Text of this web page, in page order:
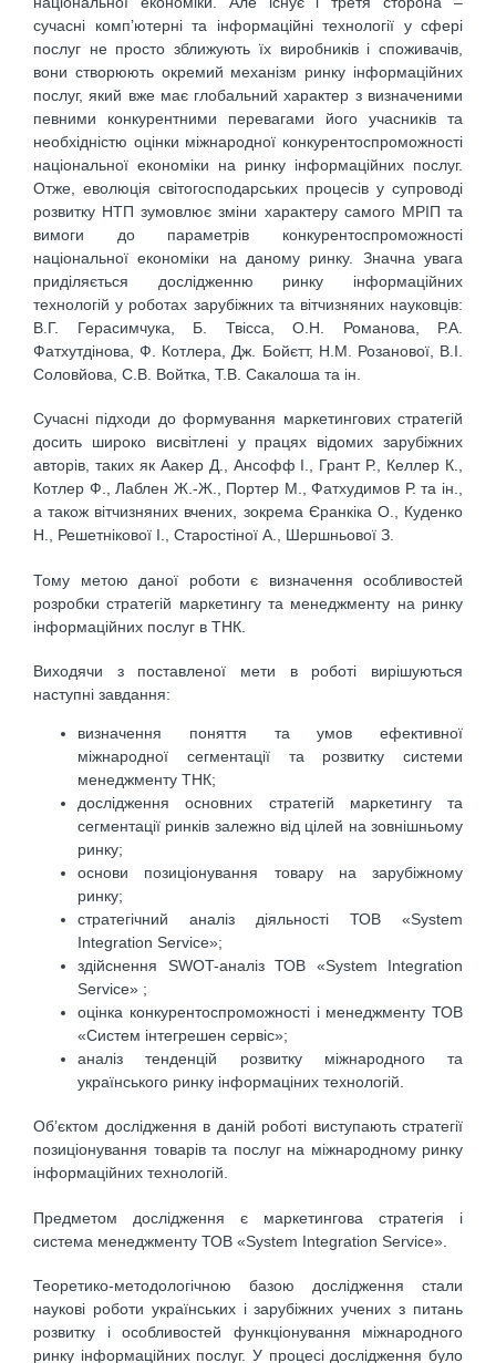
сучасні комп’ютерні та інформаційні технології у сфері
послуг не просто зближують їх виробників і споживачів,
вони створюють окремий механізм ринку інформаційних
послуг, який вже має глобальний характер з визначеними
певними конкурентними перевагами його учасників та
необхідністю оцінки міжнародної конкурентоспроможності
національної економіки на ринку інформаційних послуг.
Отже, еволюція світогосподарських процесів у супроводі
розвитку НТП зумовлює зміни характеру самого МРІП та
вимоги до параметрів конкурентоспроможності
національної економіки на даному ринку. Значна увага
приділяється дослідженню ринку інформаційних
технологій у роботах зарубіжних та вітчизняних науковців:
В.Г. Герасимчука, Б. Твісса, О.Н. Романова, Р.А.
Фатхутдінова, Ф. Котлера, Дж. Бойєтт, Н.М. Розанової, В.І.
Соловйова, С.В. Войтка, Т.В. Сакалоша та ін.
Сучасні підходи до формування маркетингових стратегій
досить широко висвітлені у працях відомих зарубіжних
авторів, таких як Аакер Д., Ансофф І., Грант Р., Келлер К.,
Котлер Ф., Лаблен Ж.-Ж., Портер М., Фатхудимов Р. та ін.,
а також вітчизняних вчених, зокрема Єранкіка О., Куденко
Н., Решетнікової І., Старостіної А., Шершньової З.
Тому метою даної роботи є визначення особливостей
розробки стратегій маркетингу та менеджменту на ринку
інформаційних послуг в ТНК.
Виходячи з поставленої мети в роботі вирішуються
наступні завдання:
визначення поняття та умов ефективної
міжнародної сегментації та розвитку системи
менеджменту ТНК;
дослідження основних стратегій маркетингу та
сегментації ринків залежно від цілей на зовнішньому
ринку;
основи позиціонування товару на зарубіжному
ринку;
стратегічний аналіз діяльності ТОВ «System
Integration Service»;
здійснення SWOT-аналіз ТОВ «System Integration
Service» ;
оцінка конкурентоспроможності і менеджменту ТОВ
«Систем інтегрешен сервіс»;
аналіз тенденцій розвитку міжнародного та
українського ринку інформаціних технологій.
Об’єктом дослідження в даній роботі виступають стратегії
позиціонування товарів та послуг на міжнародному ринку
інформаційних технологій.
Предметом дослідження є маркетингова стратегія і
система менеджменту ТОВ «System Integration Service».
Теоретико-методологічною базою дослідження стали
наукові роботи українських і зарубіжних учених з питань
розвитку і особливостей функціонування міжнародного
ринку інформаційних послуг. У процесі дослідження було